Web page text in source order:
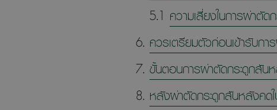
5.1 ความเสี่ยงในการผ่าตั
ควรเตรียมตัวก่อนเข้ารับก
ขั้นตอนการผ่าตัดกระดูกสัน
หลังผ่าตัดกระดูกสันหลังคด